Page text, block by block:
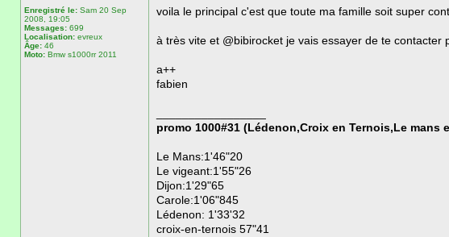
Enregistré le: Sam 20 Sep
2008, 19:05
Messages: 699
Localisation: evreux
Âge: 46
Moto: Bmw s1000rr 2011
voila le principal c'est que toute ma famille soit super
à très vite et @bibirocket je vais essayer de te contacter
a++
fabien
promo 1000#31 (Lédenon,Croix en Ternois,Le mans
Le Mans:1'46"20
Le vigeant:1'55"26
Dijon:1'29"65
Carole:1'06"845
Lédenon: 1'33'32
croix-en-ternois 57"41